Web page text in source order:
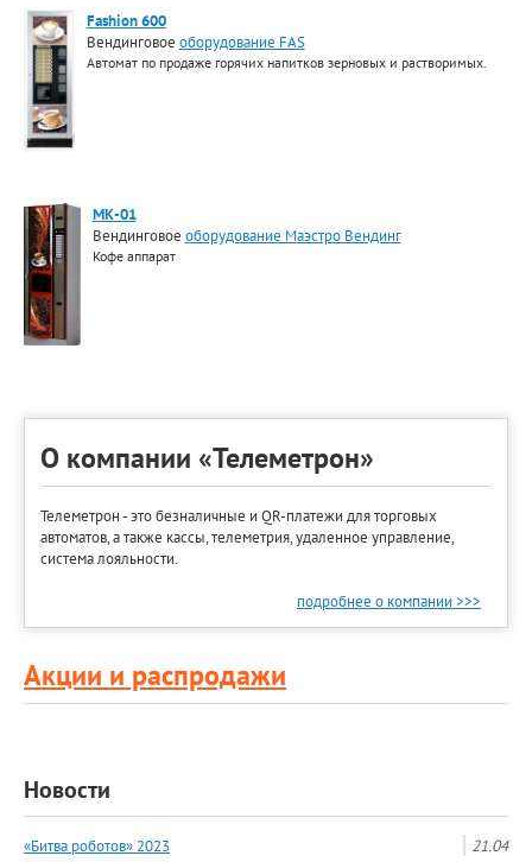
Fashion 600
Вендинговое оборудование FAS
Автомат по продаже горячих напитков зерновых и растворимых.
МК-01
Вендинговое оборудование Маэстро Вендинг
Кофе аппарат
О компании «Телеметрон»
Телеметрон - это безналичные и QR-платежи для торговых
автоматов, а также кассы, телеметрия, удаленное управление,
система лояльности.
подробнее о компании >>>
Акции и распродажи
Новости
21.04
«Битва роботов» 2023